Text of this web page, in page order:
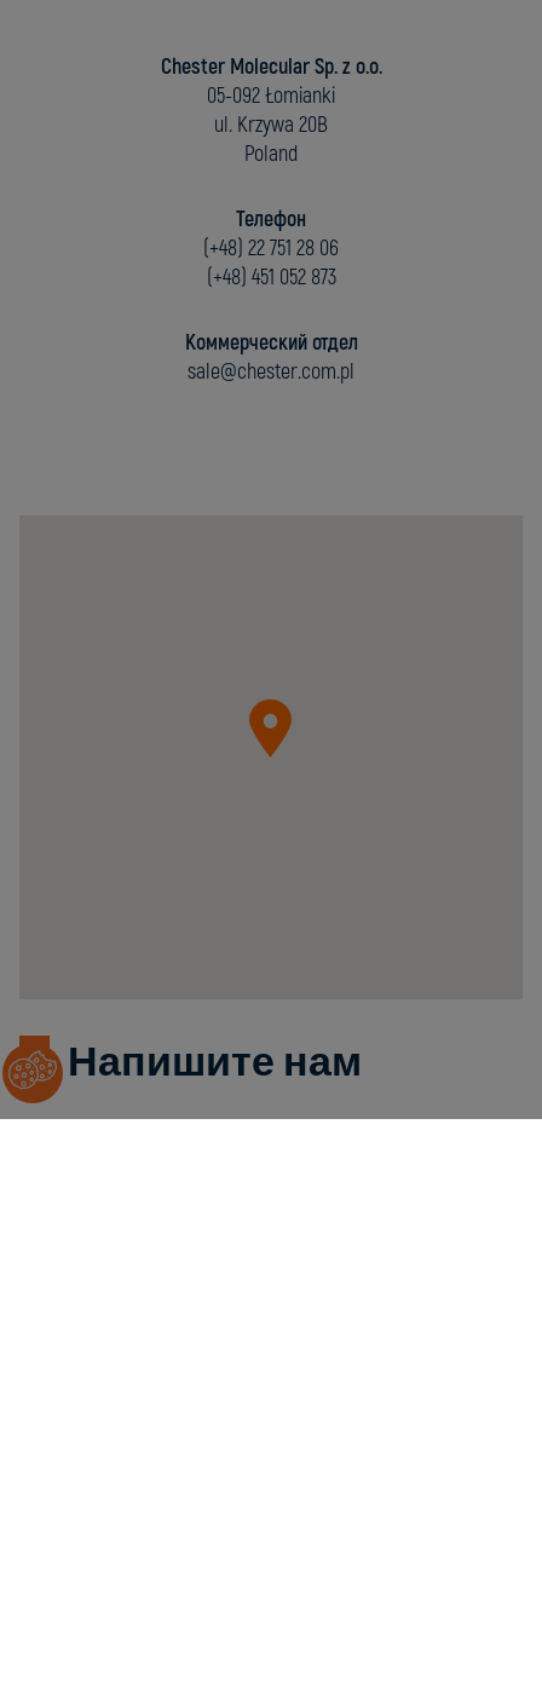
Chester Molecular Sp. z o.o.
05-092 Łomianki
ul. Krzywa 20B
Poland
Телефон
(+48) 22 751 28 06
(+48) 451 052 873
Коммерческий отдел
sale@chester.com.pl
Напишите нам